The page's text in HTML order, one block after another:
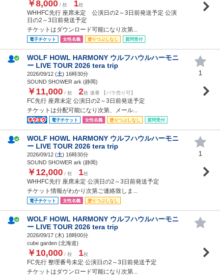
￥8,000 / 枚 1枚
WHHFC先行 座席未定 公演日の2～3日前発送予定 公演
日の2～3日前発送予定
チケットはダウンロード可能になり次第...
電子チケット 女性名義 塗りつぶしなし 質問受付
WOLF HOWL HARMONY ウルフハウルハーモニ
ー LIVE TOUR 2026 tera trip
2026/09/12 (土) 16時30分
SOUND SHOWER ark (静岡)
￥11,000 / 枚 2枚 連番 【バラ売り可】
FC先行 座席未定 公演日の2～3日前発送予定
チケットは分配可能になり次第、メール...
電子チケット 女性名義 塗りつぶしなし 質問受付
1
WOLF HOWL HARMONY ウルフハウルハーモニ
ー LIVE TOUR 2026 tera trip
2026/09/12 (土) 16時30分
SOUND SHOWER ark (静岡)
￥12,000 / 枚 1枚
WHHFC先行 座席未定 公演日の2～3日前発送予定
チケット情報がわかり次第ご連絡致しま...
電子チケット 女性名義 塗りつぶしなし
1
WOLF HOWL HARMONY ウルフハウルハーモニ
ー LIVE TOUR 2026 tera trip
2026/09/17 (木) 18時00分
cube garden (北海道)
￥10,000 / 枚 1枚
FC先行 整理番号未定 公演日の2～3日前発送予定
チケットはダウンロード可能になり次第...